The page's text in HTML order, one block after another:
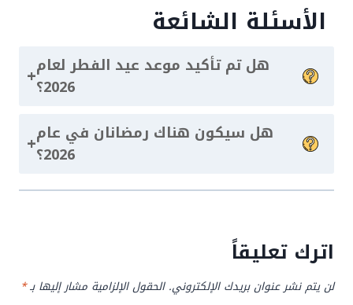
الأسئلة الشائعة
هل تم تأكيد موعد عيد الفطر لعام
2026؟ +
هل سيكون هناك رمضانان في عام
2026؟ +
اترك تعليقاً
لن يتم نشر عنوان بريدك الإلكتروني. الحقول الإلزامية مشار إليها بـ*